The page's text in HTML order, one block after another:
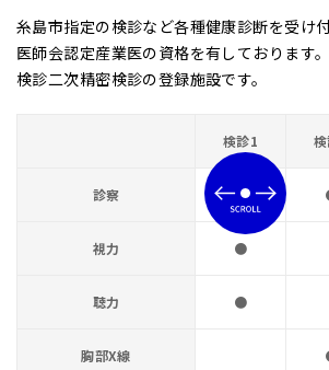
糸島市指定の検診など各種健康診断を受け
医師会認定産業医の資格を有しております
検診二次精密検診の登録施設です。
検診1
診察 ●
視力 ●
聴力 ●
胸部X線